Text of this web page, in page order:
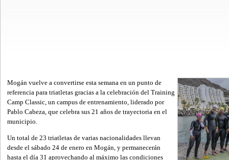
Mogán vuelve a convertirse esta semana en un punto de
referencia para triatletas gracias a la celebración del Training
Camp Classic, un campus de entrenamiento, liderado por
Pablo Cabeza, que celebra sus 21 años de trayectoria en el
municipio.
Un total de 23 triatletas de varias nacionalidades llevan
desde el sábado 24 de enero en Mogán, y permanecerán
hasta el día 31 aprovechando al máximo las condiciones